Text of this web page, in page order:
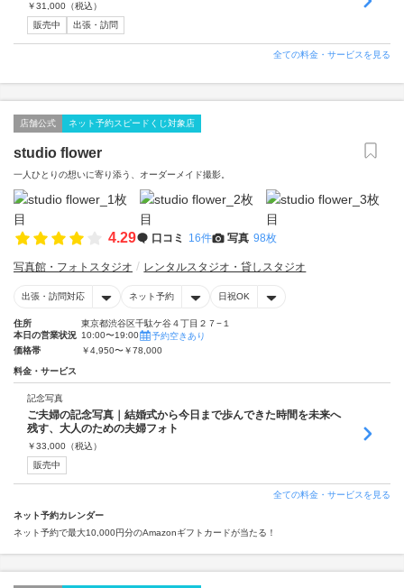
￥31,000 （税込）
販売中
出張・訪問
全ての料金・サービスを見る
店舗公式 ネット予約スピードくじ対象店
studio flower
一人ひとりの想いに寄り添う、オーダーメイド撮影。
4.29 口コミ 16件 写真 98枚
写真館・フォトスタジオ レンタルスタジオ・貸しスタジオ
出張・訪問対応 ネット予約 日祝OK
住所
東京都渋谷区千駄ケ谷４丁目２７−１
本日の営業状況 10:00〜19:00
予約空きあり
価格帯
￥4,950〜￥78,000
料金・サービス
記念写真
ご夫婦の記念写真｜結婚式から今日まで歩んできた時間を未来へ
残す、大人のための夫婦フォト
￥33,000 （税込）
販売中
全ての料金・サービスを見る
ネット予約カレンダー
ネット予約で最大10,000円分のAmazonギフトカードが当たる！